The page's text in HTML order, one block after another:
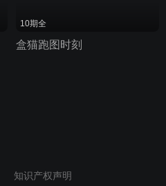
10期全
盒猫跑图时刻
知识产权声明